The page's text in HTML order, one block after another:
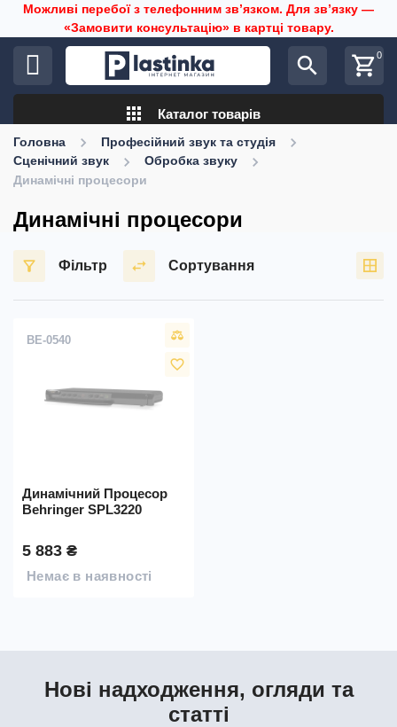
Можливі перебої з телефонним звʼязком. Для звʼязку —
«Замовити консультацію» в картці товару.
search shopping_cart0
apps Каталог товарів
Головна
Професійний звук та студія
Сценічний звук
Обробка звуку
Динамічні процесори
Динамічні процесори
Фільтр Сортування
BE-0540
favorite_border
Динамічний Процесор
Behringer SPL3220
5 883 ₴
Немає в наявності
Нові надходження, огляди та
статті